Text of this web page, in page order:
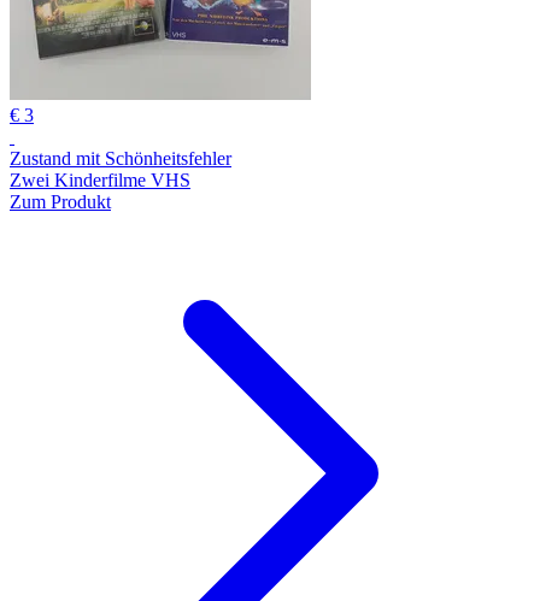
€ 3
Zustand mit Schönheitsfehler
Zwei Kinderfilme VHS
Zum Produkt